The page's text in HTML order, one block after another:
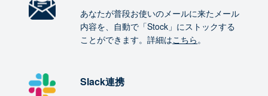
あなたが普段お使いのメールに来たメール
内容を、自動で「Stock」にストックする
ことができます。詳細はこちら。
Slack連携